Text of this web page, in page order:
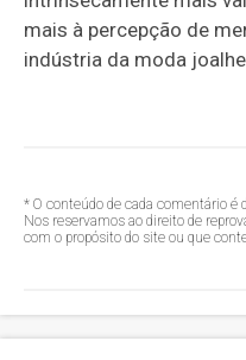
mais à percepção de
indústria da moda
* O conteúdo de cada comentário é
Nos reservamos ao direito de
com o propósito do site ou que